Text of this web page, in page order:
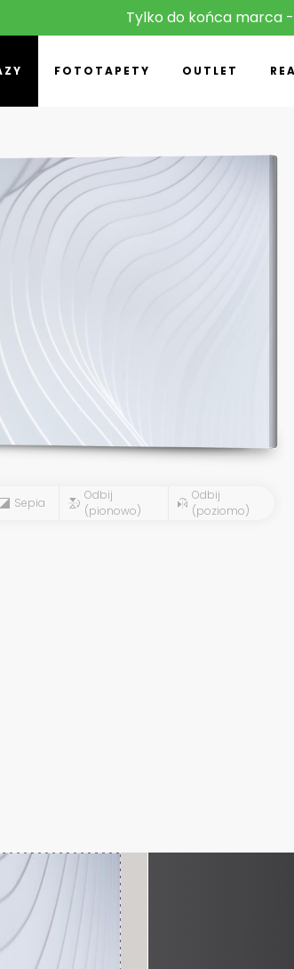
Tylko do końca marca
FOTOTAPETY OUTLET
Sepia
Odbij
(pionowo)
Odbij
(poziomo)